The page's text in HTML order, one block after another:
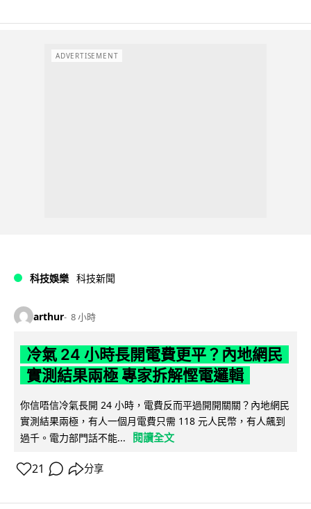
ADVERTISEMENT
科技娛樂 科技新聞
arthur 8 小時
冷氣 24 小時長開電費更平？內地網民
實測結果兩極 專家拆解慳電邏輯
你信唔信冷氣長開 24 小時，電費反而平過開開關關？內地網民
實測結果兩極，有人一個月電費只需 118 元人民幣，有人飆到
過千。電力部門話不能...
閱讀全文
21 分享